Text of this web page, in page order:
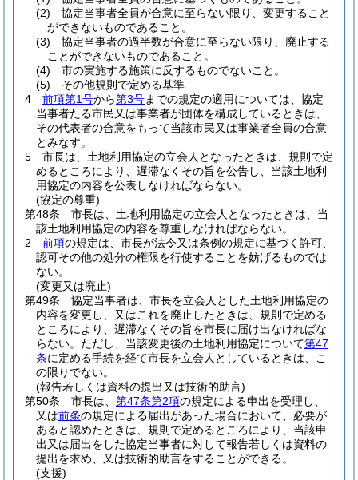
(2)
協定当事者全員が合意に至らない限り、変更すること
ができないものであること。
(3)
協定当事者の過半数が合意に至らない限り、廃止する
ことができないものであること。
(4)
市の実施する施策に反するものでないこと。
(5)
その他規則で定める基準
4
前項第1号から第3号までの規定の適用については、協定
当事者たる市民又は事業者が団体を構成しているときは、
その代表者の合意をもって当該市民又は事業者全員の合意
とみなす。
5
市長は、土地利用協定の立会人となったときは、規則で定
めるところにより、遅滞なくその旨を公告し、当該土地利
用協定の内容を公表しなければならない。
(協定の尊重)
第48条
市長は、土地利用協定の立会人となったときは、当
該土地利用協定の内容を尊重しなければならない。
2
前項の規定は、市長が法令又は条例の規定に基づく許可、
認可その他の処分の権限を行使することを妨げるものでは
ない。
(変更又は廃止)
第49条
協定当事者は、市長を立会人とした土地利用協定の
内容を変更し、又はこれを廃止したときは、規則で定める
ところにより、遅滞なくその旨を市長に届け出なければな
らない。 ただし、当該変更後の土地利用協定について第47
条に定める手続を経て市長を立会人としているときは、こ
の限りでない。
(報告若しくは資料の提出又は技術的助言)
第50条
市長は、 第47条第2項の規定による申出を受理し、
又は前条の規定による届出があった場合において、必要が
あると認めたときは、規則で定めるところにより、当該申
出又は届出をした協定当事者に対して報告若しくは資料の
提出を求め、又は技術的助言をすることができる。
(支援)